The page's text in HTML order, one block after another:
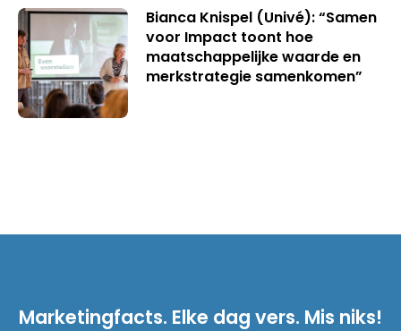
Bianca Knispel (Univé): “Samen
voor Impact toont hoe
maatschappelijke waarde en
merkstrategie samenkomen”
Marketingfacts. Elke dag vers. Mis niks!